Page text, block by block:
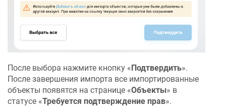
После выбора нажмите кнопку « Подтвердить».
После завершения импорта все импортированные
объекты появятся на странице «Объекты» в
статусе «Требуется подтверждение прав».